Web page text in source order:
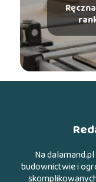
Na
budownictwie i